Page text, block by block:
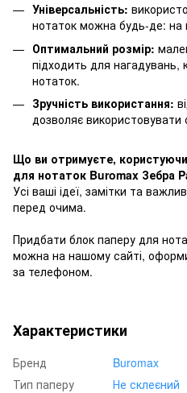
Універсальність:
нотаток можна будь-де: на
Оптимальний розмір:
підходить для нагадувань,
нотаток.
Зручність використання:
дозволяє використовувати
Що ви отримуєте,
для нотаток Buromax Зебра
Усі ваші ідеї, замітки та
перед очима.
Придбати блок паперу для
можна на нашому сайті,
за телефоном.
Характеристики
Бренд
Buromax
Тип паперу
Не склеєний